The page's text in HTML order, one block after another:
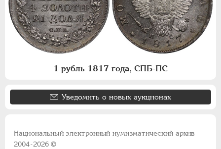
1 рубль 1817 года, СПБ-ПС
Уведомить о новых аукционах
Национальный электронный нумизматический архив
2004-2026 ©